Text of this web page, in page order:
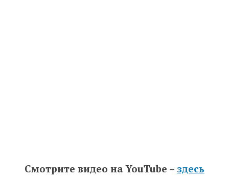
Смотрите видео на YouTube – здесь